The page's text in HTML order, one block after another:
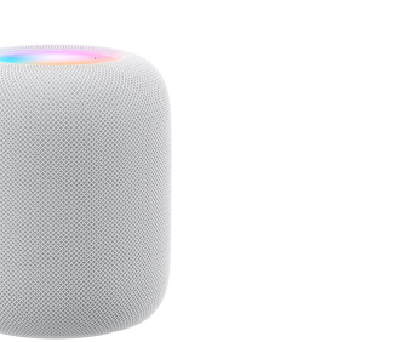
进
一
步
了
解
HomePod<